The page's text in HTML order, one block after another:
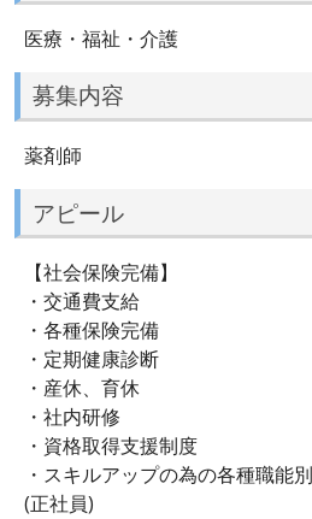
医療・福祉・介護
募集内容
薬剤師
アピール
【社会保険完備】
・交通費支給
・各種保険完備
・定期健康診断
・産休、育休
・社内研修
・資格取得支援制度
・スキルアップの為の各種職能
(正社員)